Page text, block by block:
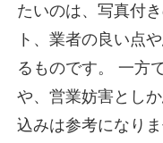
たいのは、写真付
ト、業者の良い点
るものです。
一方
や、営業妨害とし
込みは参考になり